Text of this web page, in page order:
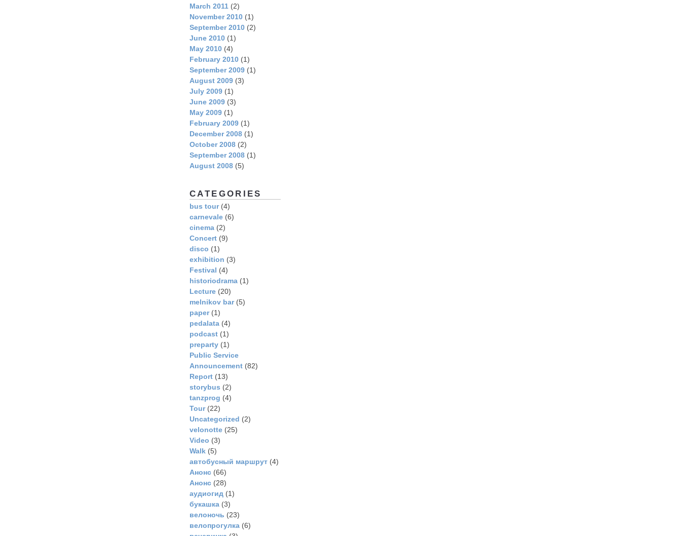
March 2011 (2)
November 2010 (1)
September 2010 (2)
June 2010 (1)
May 2010 (4)
February 2010 (1)
September 2009 (1)
August 2009 (3)
July 2009 (1)
June 2009 (3)
May 2009 (1)
February 2009 (1)
December 2008 (1)
October 2008 (2)
September 2008 (1)
August 2008 (5)
CATEGORIES
bus tour(4)
carnevale (6)
cinema (2)
Concert (9)
disco (1)
exhibition (3)
Festival (4)
historiodrama (1)
Lecture (20)
melnikov bar(5)
paper(1)
pedalata (4)
podcast (1)
preparty (1)
Public Service
Announcement (82)
Report (13)
storybus (2)
tanzprog (4)
Tour(22)
Uncategorized (2)
velonotte (25)
Video (3)
Walk (5)
автобусный маршрут (4)
Анонс (66)
Анонс (28)
аудиогид (1)
букашка (3)
велоночь (23)
велопрогулка (6)